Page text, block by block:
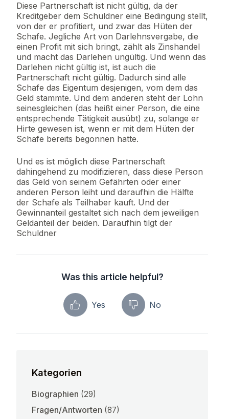
Diese Partnerschaft ist nicht gültig, da der
Kreditgeber dem Schuldner eine Bedingung stellt,
von der er profitiert, und zwar das Hüten der
Schafe. Jegliche Art von Darlehnsvergabe, die
einen Profit mit sich bringt, zählt als Zinshandel
und macht das Darlehen ungültig. Und wenn das
Darlehen nicht gültig ist, ist auch die
Partnerschaft nicht gültig. Dadurch sind alle
Schafe das Eigentum desjenigen, vom dem das
Geld stammte. Und dem anderen steht der Lohn
seinesgleichen (das heißt einer Person, die eine
entsprechende Tätigkeit ausübt) zu, solange er
Hirte gewesen ist, wenn er mit dem Hüten der
Schafe bereits begonnen hatte.
Und es ist möglich diese Partnerschaft
dahingehend zu modifizieren, dass diese Person
das Geld von seinem Gefährten oder einer
anderen Person leiht und daraufhin die Hälfte
der Schafe als Teilhaber kauft. Und der
Gewinnanteil gestaltet sich nach dem jeweiligen
Geldanteil der beiden. Daraufhin tilgt der
Schuldner
Was this article helpful?
Yes No
Kategorien
Biographien (29)
Fragen/Antworten (87)